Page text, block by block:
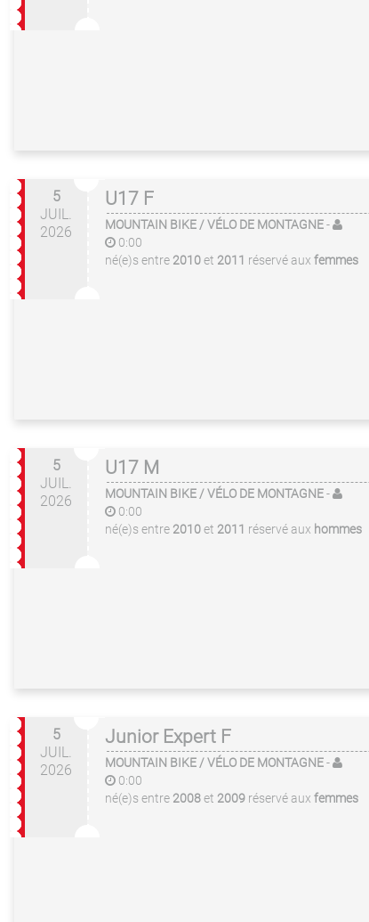
5
JUIL.
2026
U17 F
MOUNTAIN BIKE / VÉLO DE MONTAGNE-
0:00
né(e)s entre 2010et 2011 réservé aux femmes
5
JUIL.
2026
U17 M
MOUNTAIN BIKE / VÉLO DE MONTAGNE-
0:00
né(e)s entre 2010et 2011 réservé aux hommes
5
JUIL.
2026
Junior Expert F
MOUNTAIN BIKE / VÉLO DE MONTAGNE-
0:00
né(e)s entre 2008et 2009 réservé aux femmes